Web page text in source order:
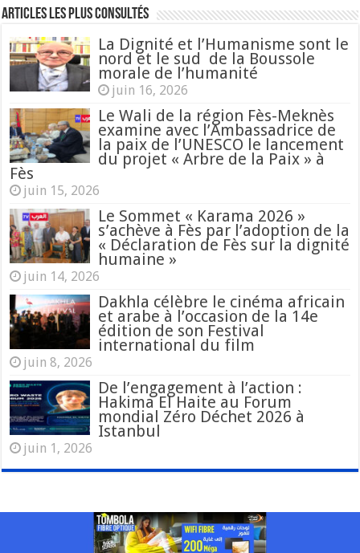
Articles les plus consultés
La Dignité et l’Humanisme sont le
nord et le sud de la Boussole
morale de l’humanité
juin 16, 2026
Le Wali de la région Fès-Meknès
examine avec l’Ambassadrice de
la paix de l’UNESCO le lancement
du projet « Arbre de la Paix » à
Fès
juin 15, 2026
Le Sommet « Karama 2026 »
s’achève à Fès par l’adoption de la
« Déclaration de Fès sur la dignité
humaine »
juin 14, 2026
Dakhla célèbre le cinéma africain
et arabe à l’occasion de la 14e
édition de son Festival
international du film
juin 8, 2026
De l’engagement à l’action :
Hakima El Haite au Forum
mondial Zéro Déchet 2026 à
Istanbul
juin 1, 2026